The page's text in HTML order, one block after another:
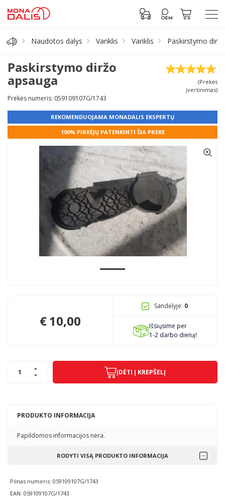
Alyva, tepalai
Antifrizas
Akumuliatorius
Padangos
Prisijungti prie paskyros
Pagojo k., Uosių g. 124, Kelmės raj.
Naudotos dalys Variklis Variklis Paskirstymo
Paskirstymo diržo
apsauga
(Prekės
įvertinimas)
Prekės numeris: 059109107G/1743
REKOMENDUOJAMA MONADALIS EKSPERTŲ
100% PIRKĖJŲ PATENKINTI ŠIA PREKE
PRODUKTO INFORMACIJA
Papildomos informacijos nėra.
RODYTI VISĄ PRODUKTO INFORMACIJA
Pilnas numeris: 059109107G/1743
EAN: 059109107G/1743
€10,00
Sandėlyje: 0
Išsiųsime per
1-2 darbo dieną!
ĮDĖTI Į KREPŠELĮ